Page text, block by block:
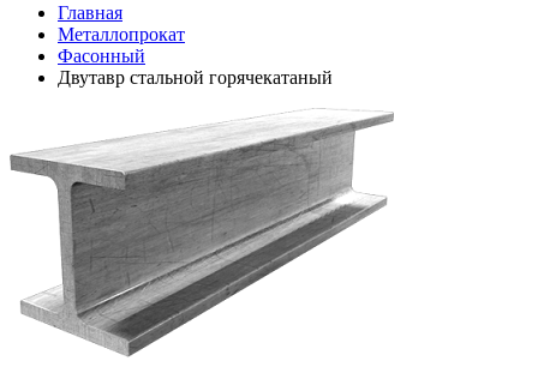
Главная
Металлопрокат
Фасонный
Двутавр стальной горячекатаный